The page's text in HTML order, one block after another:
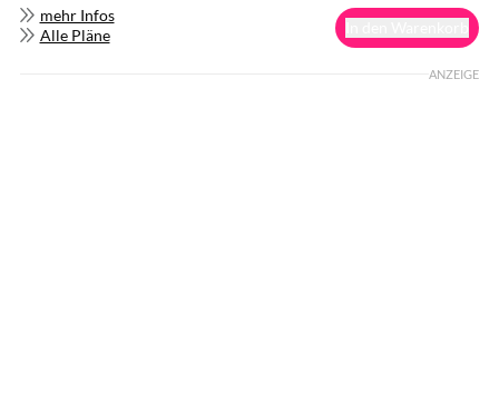
mehr Infos
Alle Pläne
ANZEIGE